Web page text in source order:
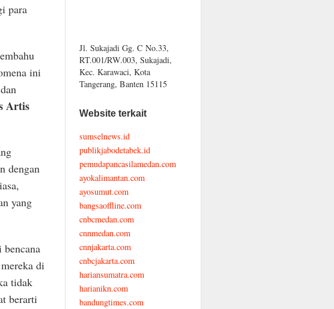
para
ini
Artis
dengan
yang
di
tidak
berarti
Jl. Sukajadi Gg. C No.33,
RT.001/RW.003, Sukajadi,
Kec. Karawaci, Kota
Tangerang, Banten 15115
Website terkait
sumselnews.id
publikjabodetabek.id
pemudapancasilamedan.com
ayokalimantan.com
ayosumut.com
bangsaoffline.com
cnbcmedan.com
cnnmedan.com
cnnjakarta.com
cnbcjakarta.com
hariansumatra.com
harianikn.com
bandungtimes.com